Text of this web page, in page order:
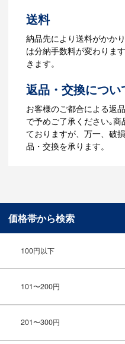
4.納品
【名入れをする場合】デ
３週間程度で納品となり
【名入れなしの場合】在
～5営業日程度で納品とな
ご利用ガ
送料
納品先により送料がかか
は分納手数料が変わりま
きます。
返品・交換につい
お客様のご都合による返
で予めご了承ください｡
ておりますが、万一、破
品・交換を承ります。
価格帯から検索
100円以下
101〜200円
201〜300円